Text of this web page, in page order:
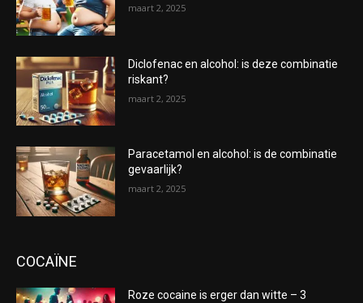
maart 2, 2025
Diclofenac en alcohol: is deze combinatie
riskant?
maart 2, 2025
Paracetamol en alcohol: is de combinatie
gevaarlijk?
maart 2, 2025
COCAÏNE
Roze cocaine is erger dan witte – 3